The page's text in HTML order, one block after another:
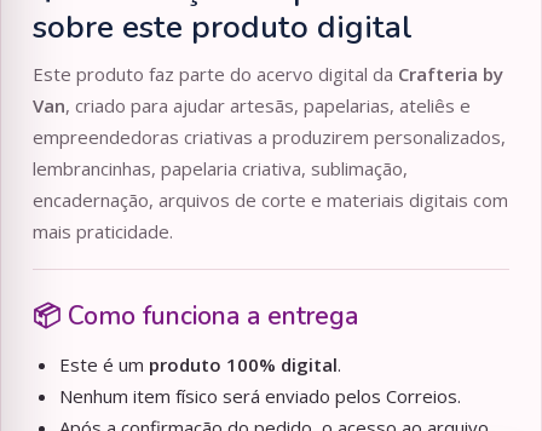
sobre este produto digital
Este produto faz parte do acervo digital da Crafteria by
Van, criado para ajudar artesãs, papelarias, ateliês e
empreendedoras criativas a produzirem personalizados,
lembrancinhas, papelaria criativa, sublimação,
encadernação, arquivos de corte e materiais digitais com
mais praticidade.
📦 Como funciona a entrega
Este é um produto 100% digital.
Nenhum item físico será enviado pelos Correios.